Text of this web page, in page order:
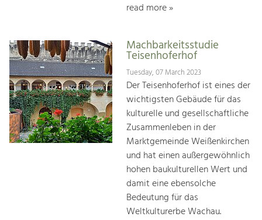
read more »
Machbarkeitsstudie
Teisenhoferhof
Tuesday, 07 March 2023
Der Teisenhoferhof ist eines der
wichtigsten Gebäude für das
kulturelle und gesellschaftliche
Zusammenleben in der
Marktgemeinde Weißenkirchen
und hat einen außergewöhnlich
hohen baukulturellen Wert und
damit eine ebensolche
Bedeutung für das
Weltkulturerbe Wachau.